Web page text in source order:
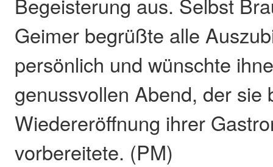
Geimer begrüßte alle
persönlich und wünschte
genussvollen Abend, der sie
Wiedereröffnung ihrer
vorbereitete. (PM)